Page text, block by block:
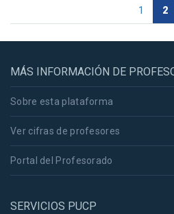
1 2
MÁS INFORMACIÓN DE
Sobre esta plataforma
Ver cifras de profesores
Portal del Profesorado
SERVICIOS PUCP